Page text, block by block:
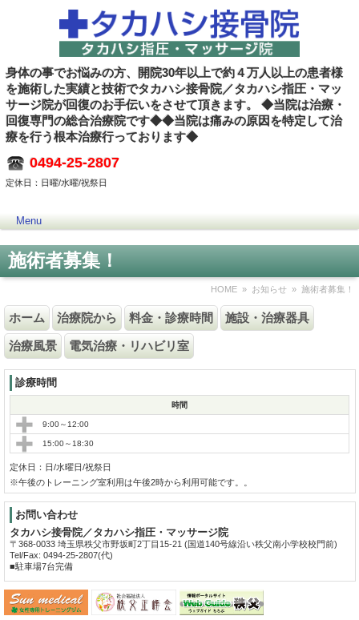
身体の事でお悩みの方、開院30年以上で約４万人以上の患者様
を施術した実績と技術でタカハシ接骨院／タカハシ指圧・マッ
サージ院が回復のお手伝いをさせて頂きます。 ◆当院は治療・
回復専門の総合治療院です◆◆当院は痛みの原因を特定して治
療を行う根本治療行っております◆
0494-25-2807
定休日：日曜/水曜/祝祭日
Menu
施術者募集！
HOME » お知らせ » 施術者募集！
ホーム 治療院から 料金・診療時間 施設・治療器具
治療風景 電気治療・リハビリ室
診療時間
時間
9:00～12:00
15:00～18:30
定休日：日/水曜日/祝祭日
※午後のトレーニング室利用は午後2時から利用可能です。。
お問い合わせ
タカハシ接骨院／タカハシ指圧・マッサージ院
〒368-0033埼玉県秩父市野坂町2丁目15-21 (国道140号線沿い秩父南小学校校門前)
Tel/Fax: 0494-25-2807(代)
■駐車場7台完備